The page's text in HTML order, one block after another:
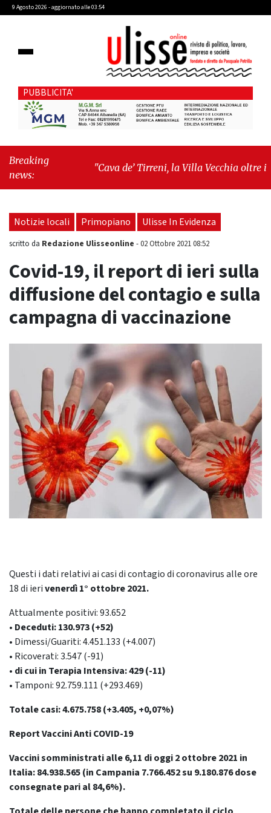
9 Agosto 2026 - aggiornato alle 03:54
PUBBLICITA'
Breaking
news:
"Cava de’ Tirreni, la Villa Vecchia oltre i
seduta consiliare: “Serve chiarezza!”"
Notizie locali Primopiano Ulisse In Evidenza
scritto da Redazione Ulisseonline -02 Ottobre 2021 08:52
Covid-19, il report di ieri sulla
diffusione del contagio e sulla
campagna di vaccinazione
Questi i dati relativi ai casi di contagio di coronavirus alle ore
18 di ierivenerdì 1° ottobre2021.
Attualmente positivi: 93.652
• Deceduti: 130.973 (+52)
• Dimessi/Guariti: 4.451.133 (+4.007)
• Ricoverati: 3.547 (-91)
• di cui in Terapia Intensiva: 429 (-11)
• Tamponi: 92.759.111 (+293.469)
Totale casi: 4.675.758 (+3.405, +0,07%)
Report Vaccini Anti COVID-19
Vaccini somministrati alle 6,11 di oggi 2 ottobre 2021 in
Italia: 84.938.565(in Campania 7.766.452 su 9.180.876 dose
consegnate pari al 84,6%).